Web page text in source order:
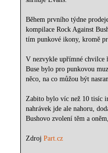
Během prvního týdne
kompilace Rock Against
tím punkové ikony, kromě
V nezvykle upřímné chvilce
Buse bylo pro punkovou
něco, na co můžou být
Zabito bylo víc než 10 tisíc
nahrávek jde ale nahoru,
Bushovo zvolení těm a
ZdrojPart.cz